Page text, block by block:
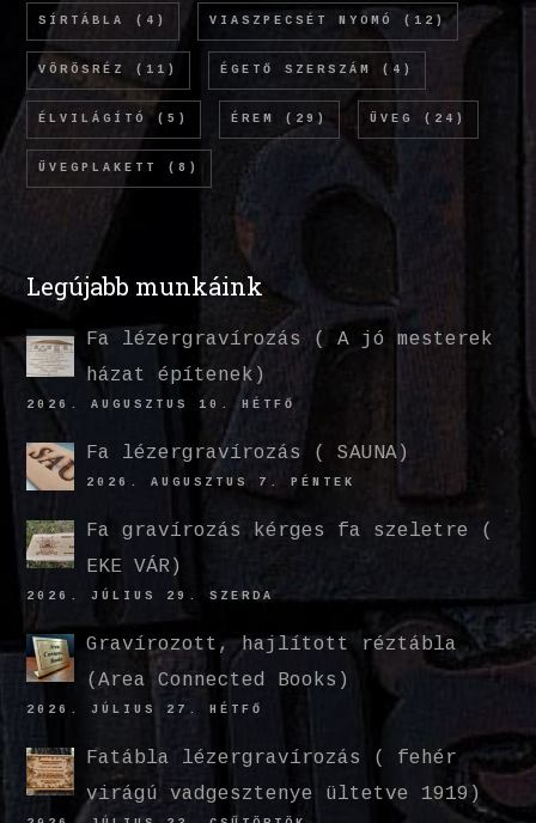
SÍRTÁBLA (4) VIASZPECSÉT NYOMÓ (12)
VÖRÖSRÉZ (11) ÉGETŐ SZERSZÁM (4)
ÉLVILÁGÍTÓ (5) ÉREM (29) ÜVEG (24)
ÜVEGPLAKETT (8)
Legújabb munkáink
Fa lézergravírozás ( A jó mesterek
házat építenek)
2026. AUGUSZTUS 10. HÉTFŐ
Fa lézergravírozás ( SAUNA)
2026. AUGUSZTUS 7. PÉNTEK
Fa gravírozás kérges fa szeletre (
EKE VÁR)
2026. JÚLIUS 29. SZERDA
Gravírozott, hajlított réztábla
(Area Connected Books)
2026. JÚLIUS 27. HÉTFŐ
Fatábla lézergravírozás ( fehér
virágú vadgesztenye ültetve 1919)